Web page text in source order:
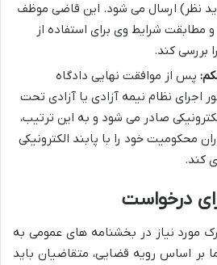
نظر) ارسال می شود. این قاضی موظف
شرایط وی برای استفاده از
بررسی کند.
پس از موافقت نهایی دادگاه
اجرای نظام نیمه آزادی یا آزادی تحت
صادر می شود و به این ترتیب،
محکومیت خود را با پابند الکترونیکی
کند.
درخواست
مورد نیاز در بخشنامه های عمومی به
بر اساس رویه قضایی، متقاضیان باید